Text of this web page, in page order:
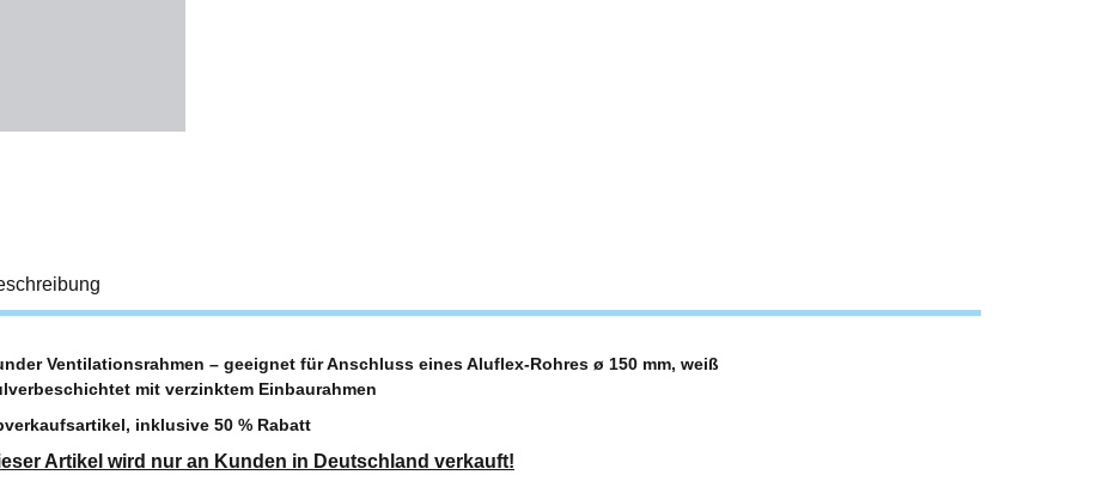
Ventilationsrahmen – geeignet für Anschluss eines Aluflex-Rohres ø 150 mm, weiß
mit verzinktem Einbaurahmen
inklusive 50 % Rabatt
Artikel wird nur an Kunden in Deutschland verkauft!